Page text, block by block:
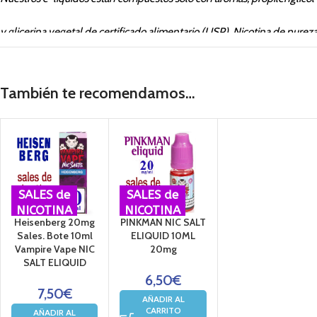
y glicerina vegetal de certificado alimentario (USP). Nicotina de
NI POR EMBARAZADAS O MENORES DE 18 AÑOS
También te recomendamos…
SALES de
NICOTINA
Heisenberg 20mg
Sales. Bote 10ml
Vampire Vape NIC
SALT ELIQUID
7,50€
AÑADIR AL
SALES de
NICOTINA
PINKMAN NIC SALT
ELIQUID 10ML
20mg
6,50€
AÑADIR AL
CARRITO